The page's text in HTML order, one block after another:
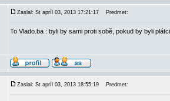
Zaslal: St apríl 03, 2013 17:21:17 Predmet:
To Vlado.ba : byli by sami proti sobě, pokud by byli
Zaslal: St apríl 03, 2013 18:55:19 Predmet: